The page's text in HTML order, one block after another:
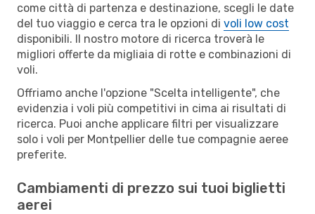
come città di partenza e destinazione, scegli le date
del tuo viaggio e cerca tra le opzioni di voli low cost
disponibili. Il nostro motore di ricerca troverà le
migliori offerte da migliaia di rotte e combinazioni di
voli.
Offriamo anche l'opzione "Scelta intelligente", che
evidenzia i voli più competitivi in cima ai risultati di
ricerca. Puoi anche applicare filtri per visualizzare
solo i voli per Montpellier delle tue compagnie aeree
preferite.
Cambiamenti di prezzo sui tuoi biglietti
aerei